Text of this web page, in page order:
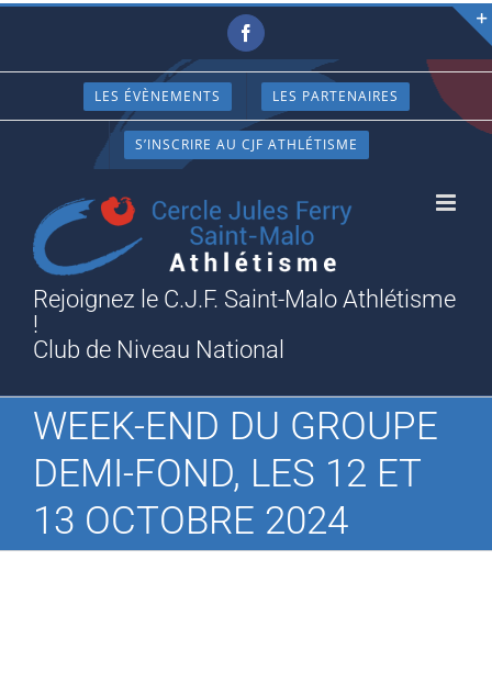
Passer
contenu
Facebook
LES ÉVÈNEMENTS LES PARTENAIRES
S’INSCRIRE AU CJF ATHLÉTISME
Rejoignez le C.J.F. Saint-Malo Athlétisme
!
Club de Niveau National
WEEK-END DU GROUPE
DEMI-FOND, LES 12 ET
13 OCTOBRE 2024